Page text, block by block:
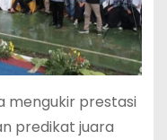
mengukir prestasi
predikat juara